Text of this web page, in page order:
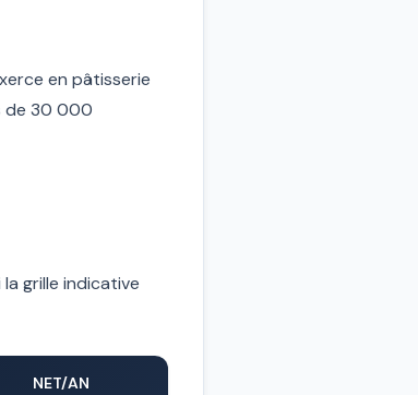
en pâtisserie
de 30 000
grille indicative
NET/AN